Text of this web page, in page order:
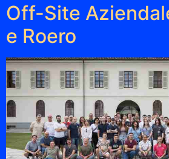
Off-Site
e Roero